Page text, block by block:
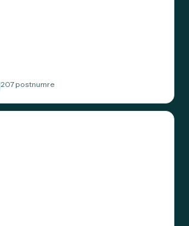
207 postnumre